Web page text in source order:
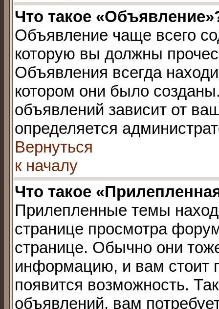
Что такое
Объявление чаще всего
которую вы должны
Объявления всегда
котором они было
объявлений зависит от
определяется
Вернуться
к началу
Что такое
Прилепленные темы
странице просмотра
странице. Обычно они
информацию, и вам стоит
появится возможность.
объявлений, вам